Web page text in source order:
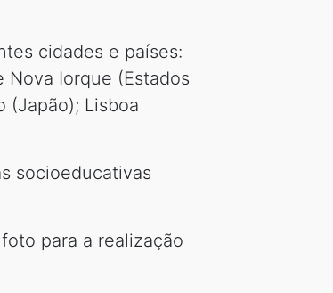
cidades e países:
Nova Iorque (Estados
(Japão); Lisboa
socioeducativas
para a realização